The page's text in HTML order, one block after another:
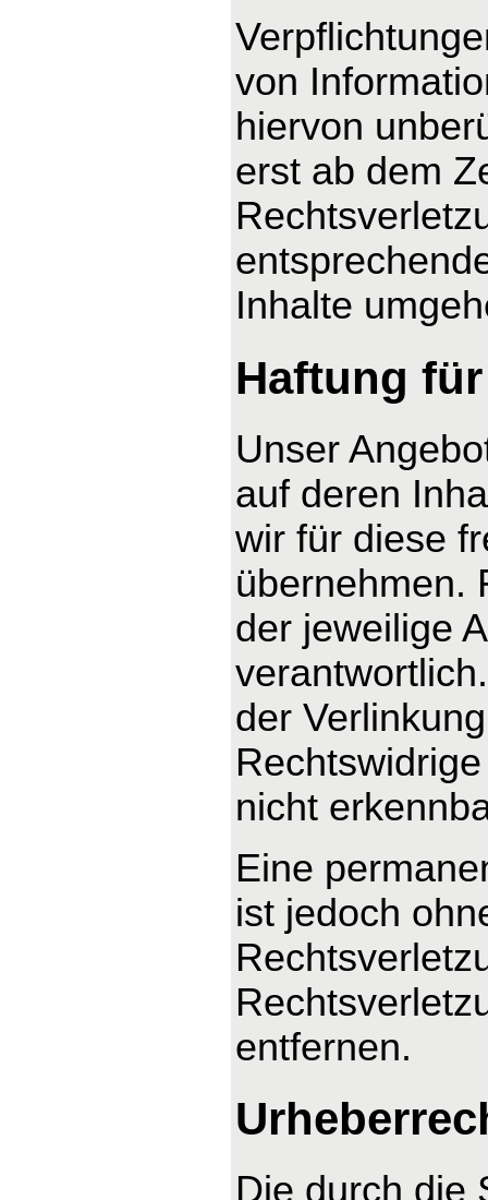
von
hiervon
erst ab dem
Inhalte
Haftung
Unser
auf deren
wir für diese
übernehmen.
der jeweilige
der
nicht
Eine
ist jedoch
entfernen.
Die durch die